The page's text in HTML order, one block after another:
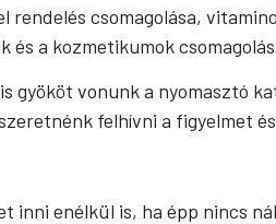
csomagolása,
a kozmetikumok
gyököt vonunk a nyomasztó
felhívni a figyelmet
inni enélkül is, ha épp nincs